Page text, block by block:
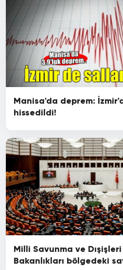
Manisa'da deprem:
hissedildi!
Milli Savunma ve Dışişleri
Bakanlıkları bölgedeki